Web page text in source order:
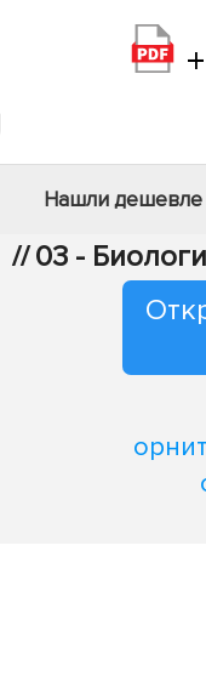
+
Нашли дешевле
// 03 -